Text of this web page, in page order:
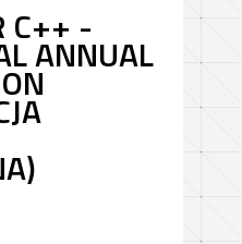
C++ -
ANNUAL